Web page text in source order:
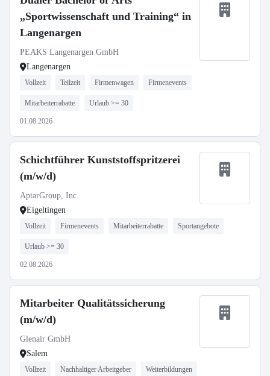
„Sportwissenschaft und Training“ in
Langenargen
PEAKS Langenargen GmbH
Langenargen
Vollzeit Teilzeit Firmenwagen Firmenevents
Mitarbeiterrabatte Urlaub >= 30
01.08.2026
Schichtführer Kunststoffspritzerei
(m/w/d)
AptarGroup, Inc.
Eigeltingen
Vollzeit Firmenevents Mitarbeiterrabatte Sportangebote
Urlaub >= 30
02.08.2026
Mitarbeiter Qualitätssicherung
(m/w/d)
Glenair GmbH
Salem
Vollzeit Nachhaltiger Arbeitgeber Weiterbildungen